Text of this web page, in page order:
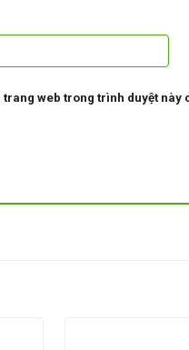
web trong trình duyệt này